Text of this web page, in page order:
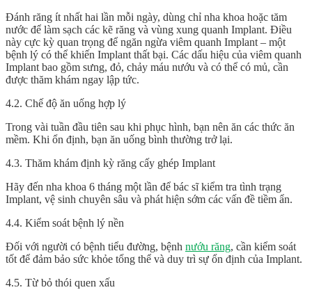
Đánh răng ít nhất hai lần mỗi ngày, dùng chỉ nha khoa hoặc tăm
nước để làm sạch các kẽ răng và vùng xung quanh Implant. Điều
này cực kỳ quan trọng để ngăn ngừa viêm quanh Implant – một
bệnh lý có thể khiến Implant thất bại. Các dấu hiệu của viêm quanh
Implant bao gồm sưng, đỏ, chảy máu nướu và có thể có mủ, cần
được thăm khám ngay lập tức.
4.2. Chế độ ăn uống hợp lý
Trong vài tuần đầu tiên sau khi phục hình, bạn nên ăn các thức ăn
mềm. Khi ổn định, bạn ăn uống bình thường trở lại.
4.3. Thăm khám định kỳ răng cấy ghép Implant
Hãy đến nha khoa 6 tháng một lần để bác sĩ kiểm tra tình trạng
Implant, vệ sinh chuyên sâu và phát hiện sớm các vấn đề tiềm ẩn.
4.4. Kiểm soát bệnh lý nền
Đối với người có bệnh tiểu đường, bệnh nướu răng, cần kiểm soát
tốt để đảm bảo sức khỏe tổng thể và duy trì sự ổn định của Implant.
4.5. Từ bỏ thói quen xấu